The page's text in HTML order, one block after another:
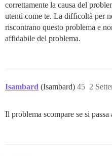
correttamente la causa del
utenti come te. La difficoltà per
riscontrano questo problema e
affidabile del problema.
Isambard (Isambard) 2
45
Il problema scompare se si